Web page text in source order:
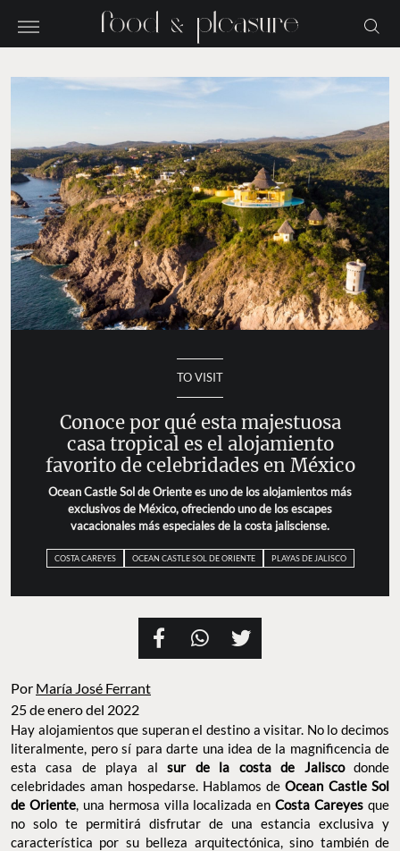
TO VISIT
Conoce por qué esta majestuosa
casa tropical es el alojamiento
favorito de celebridades en México
Ocean Castle Sol de Oriente es uno de los alojamientos más
exclusivos de México, ofreciendo uno de los escapes
vacacionales más especiales de la costa jalisciense.
COSTA CAREYES OCEAN CASTLE SOL DE ORIENTE PLAYAS DE JALISCO
Por María José Ferrant
25 de enero del 2022
Hay alojamientos que superan el destino a visitar. No lo decimos
literalmente, pero sí para darte una idea de la magnificencia de
esta casa de playa alsur de la costa de Jaliscodonde
celebridades aman hospedarse. Hablamos de Ocean Castle Sol
de Oriente, una hermosa villa localizada enCosta Careyesque
no solo te permitirá disfrutar de una estancia exclusiva y
característica por su belleza arquitectónica, sino también de